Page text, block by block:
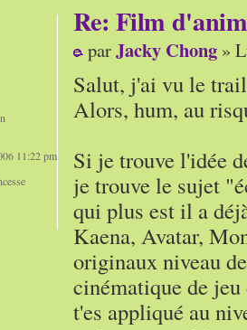
Re: Film
parJacky Chong »
Salut, j'ai vu le
Alors, hum, au
Si je trouve l'idée
je trouve le sujet
qui plus est il a
Kaena, Avatar,
originaux niveau
cinématique de
t'es appliqué au
11:22 pm